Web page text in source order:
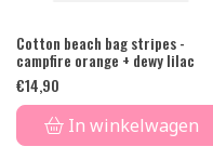
Cotton beach bag stripes -
campfire orange + dewy lilac
€14,90
In winkelwagen